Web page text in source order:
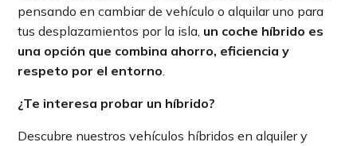
pensando en cambiar de vehículo o alquilar uno para
tus desplazamientos por la isla, un coche híbrido es
una opción que combina ahorro, eficiencia y
respeto por el entorno
¿Te interesa probar un híbrido?
Descubre nuestros vehículos híbridos en alquiler y